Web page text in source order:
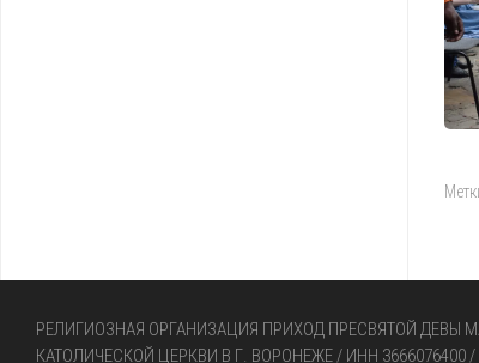
РЕЛИГИОЗНАЯ ОРГАНИЗАЦИЯ ПРИХОД ПРЕСВЯТОЙ ДЕВЫ
КАТОЛИЧЕСКОЙ ЦЕРКВИ В Г. ВОРОНЕЖЕ / ИНН 3666076400 /